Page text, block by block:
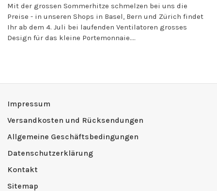
Mit der grossen Sommerhitze schmelzen bei uns die
Preise - in unseren Shops in Basel, Bern und Zürich findet
Ihr ab dem 4. Juli bei laufenden Ventilatoren grosses
Design für das kleine Portemonnaie....
Impressum
Versandkosten und Rücksendungen
Allgemeine Geschäftsbedingungen
Datenschutzerklärung
Kontakt
Sitemap